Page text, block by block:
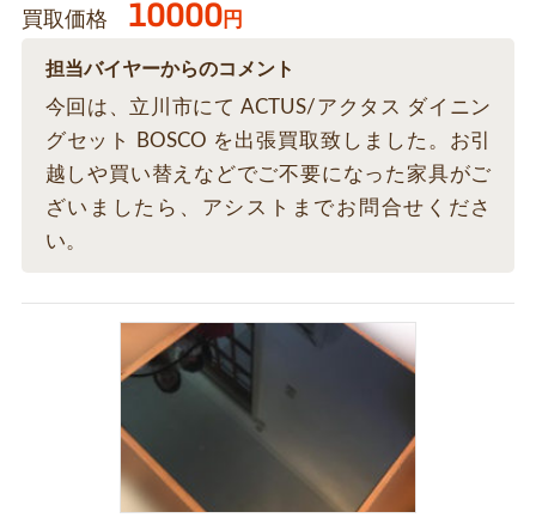
買取価格 10000円
担当バイヤーからのコメント
今回は、立川市にて ACTUS/アクタス ダイニン
グセット BOSCO を出張買取致しました。お引
越しや買い替えなどでご不要になった家具がご
ざいましたら、アシストまでお問合せくださ
い。